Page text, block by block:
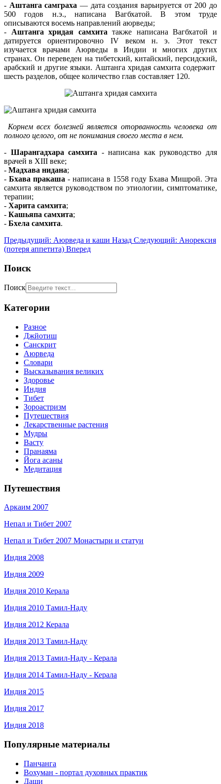
- Аштанга самграха — дата создания варьируется от 200 до
500 годов н.э., написана Вагбхатой. В этом труде
описываются восемь направлений аюрведы;
- Аштанга хридая самхита также написана Вагбхатой и
датируется ориентировочно IV веком н. э. Этот текст
изучается врачами Аюрведы в Индии и многих других
странах. Он переведен на тибетский, китайский, персидский,
арабский и другие языки. Аштанга хридая самхита содержит
шесть разделов, общее количество глав составляет 120.
Корнем всех болезней является оторванность человека от
полного целого, от не понимания своего места в нем.
- Шарангадхара самхита - написана как руководство для
врачей в XIII веке;
- Мадхава нидана;
- Бхава пракаша - написана в 1558 году Бхава Мишрой. Эта
самхита является руководством по этиологии, симптоматике,
терапии;
- Харита самхита;
- Кашьяпа самхита;
- Бхела самхита.
Предыдущий: Аюрведа и каши Назад Следующий: Анорексия
(потеря аппетита) Вперед
Поиск
Поиск
Категории
Разное
Джйотиш
Санскрит
Аюрведа
Словари
Высказывания великих
Здоровье
Индия
Тибет
Зороастризм
Путешествия
Лекарственные растения
Мудры
Васту
Пранаяма
Йога асаны
Медитация
Путешествия
Аркаим 2007
Непал и Тибет 2007
Непал и Тибет 2007 Монастыри и статуи
Индия 2008
Индия 2009
Индия 2010 Керала
Индия 2010 Тамил-Наду
Индия 2012 Керала
Индия 2013 Тамил-Наду
Индия 2013 Тамил-Наду - Керала
Индия 2014 Тамил-Наду - Керала
Индия 2015
Индия 2017
Индия 2018
Популярные материалы
Панчанга
Вохуман - портал духовных практик
Даши